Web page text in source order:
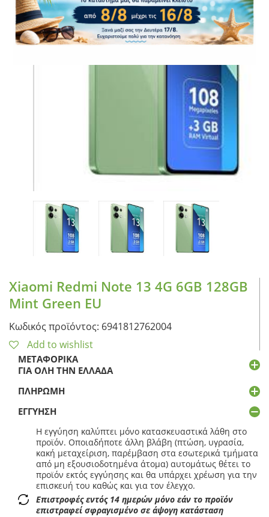
CASE FANS
LIQUID COOLERS
Xiaomi Redmi Note 13 4G 6GB 128GB
Mint Green EU
Κωδικός προϊόντος: 6941812762004
Add to wishlist
ΜΕΤΑΦΟΡΙΚΆ
ΓΙΑ ΌΛΗ ΤΗΝ ΕΛΛΆΔΑ
ΠΛΗΡΩΜΉ
ΕΓΓΎΗΣΗ
Η εγγύηση καλύπτει μόνο κατασκευαστικά λάθη στο
προϊόν. Οποιαδήποτε άλλη βλάβη (πτώση, υγρασία,
κακή μεταχείριση, παρέμβαση στα εσωτερικά τμήματα
από μη εξουσιοδοτημένα άτομα) αυτομάτως θέτει το
προϊόν εκτός εγγύησης και θα υπάρχει χρέωση για την
επισκευή του καθώς και για τον έλεγχο.
Επιστροφές εντός 14 ημερών μόνο εάν το προϊόν
επιστραφεί σφραγισμένο σε άψογη κατάσταση